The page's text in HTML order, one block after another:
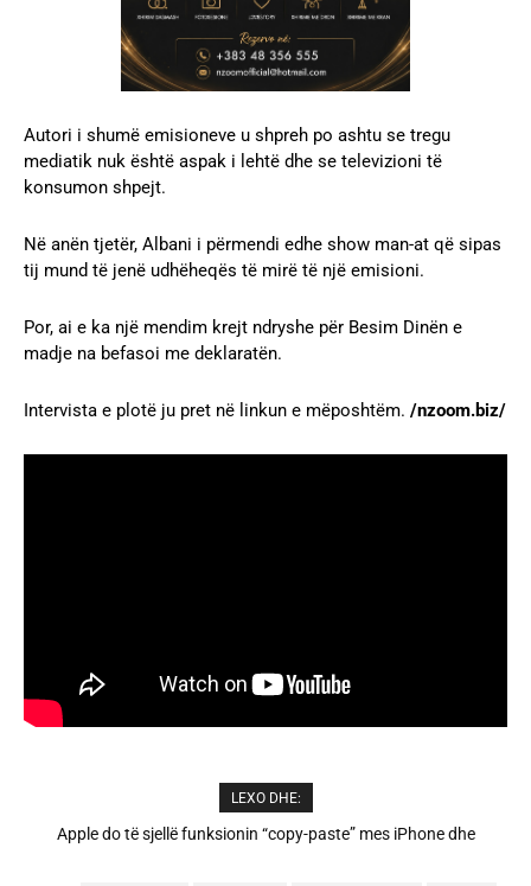
Autori i shumë emisioneve u shpreh po ashtu se tregu
mediatik nuk është aspak i lehtë dhe se televizioni të
konsumon shpejt.
Në anën tjetër, Albani i përmendi edhe show man-at që sipas
tij mund të jenë udhëheqës të mirë të një emisioni.
Por, ai e ka një mendim krejt ndryshe për Besim Dinën e
madje na befasoi me deklaratën.
Intervista e plotë ju pret në linkun e mëposhtëm. /nzoom.biz/
LEXO DHE:
Cristiano Ronaldo dhe Georgina martohen këtë të shtunë,